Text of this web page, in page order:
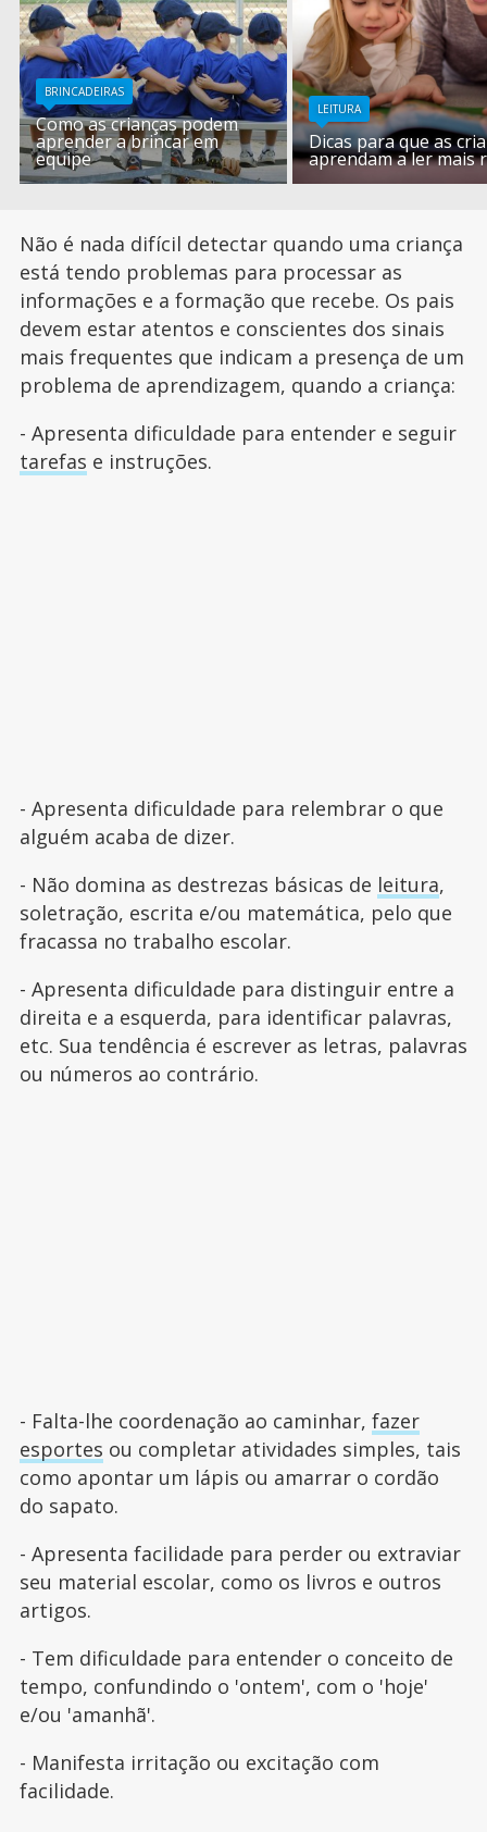
BRINCADEIRAS
Como as crianças podem
aprender a brincar em
equipe
LEITURA
Dicas para que as
aprendam a ler mais
Não é nada difícil detectar quando uma criança
está tendo problemas para processar as
informações e a formação que recebe. Os pais
devem estar atentos e conscientes dos sinais
mais frequentes que indicam a presença de um
problema de aprendizagem, quando a criança:
- Apresenta dificuldade para entender e seguir
tarefas e instruções.
- Apresenta dificuldade para relembrar o que
alguém acaba de dizer.
- Não domina as destrezas básicas de leitura,
soletração, escrita e/ou matemática, pelo que
fracassa no trabalho escolar.
- Apresenta dificuldade para distinguir entre a
direita e a esquerda, para identificar palavras,
etc. Sua tendência é escrever as letras, palavras
ou números ao contrário.
- Falta-lhe coordenação ao caminhar, fazer
esportes ou completar atividades simples, tais
como apontar um lápis ou amarrar o cordão
do sapato.
- Apresenta facilidade para perder ou extraviar
seu material escolar, como os livros e outros
artigos.
- Tem dificuldade para entender o conceito de
tempo, confundindo o 'ontem', com o 'hoje'
e/ou 'amanhã'.
- Manifesta irritação ou excitação com
facilidade.